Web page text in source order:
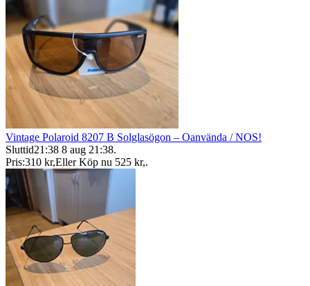
Vintage Polaroid 8207 B Solglasögon – Oanvända / NOS!
Sluttid21:38 8 aug 21:38.
Pris:310 kr,Eller Köp nu 525 kr,.